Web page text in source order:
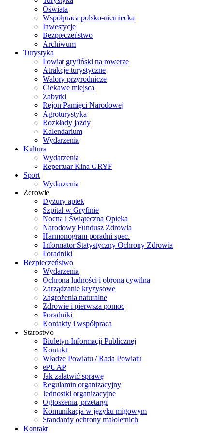
Oświata
Współpraca polsko-niemiecka
Inwestycje
Bezpieczeństwo
Archiwum
Turystyka
Powiat gryfiński na rowerze
Atrakcje turystyczne
Walory przyrodnicze
Ciekawe miejsca
Zabytki
Rejon Pamięci Narodowej
Agroturystyka
Rozkłady jazdy
Kalendarium
Wydarzenia
Kultura
Wydarzenia
Repertuar Kina GRYF
Sport
Wydarzenia
Zdrowie
Dyżury aptek
Szpital w Gryfinie
Nocna i Świąteczna Opieka
Narodowy Fundusz Zdrowia
Harmonogram poradni spec.
Informator Statystyczny Ochrony Zdrowia
Poradniki
Bezpieczeństwo
Wydarzenia
Ochrona ludności i obrona cywilna
Zarządzanie kryzysowe
Zagrożenia naturalne
Zdrowie i pierwsza pomoc
Poradniki
Kontakty i współpraca
Starostwo
Biuletyn Informacji Publicznej
Kontakt
Władze Powiatu / Rada Powiatu
ePUAP
Jak załatwić sprawę
Regulamin organizacyjny
Jednostki organizacyjne
Ogłoszenia, przetargi
Komunikacja w języku migowym
Standardy ochrony małoletnich
Kontakt